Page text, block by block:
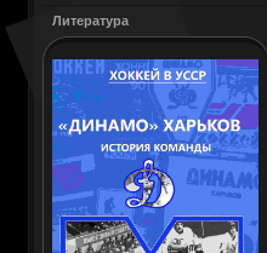
Литература